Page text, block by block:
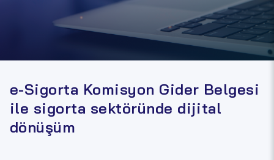
e-Sigorta Komisyon Gider Belgesi
ile sigorta sektöründe dijital
dönüşüm